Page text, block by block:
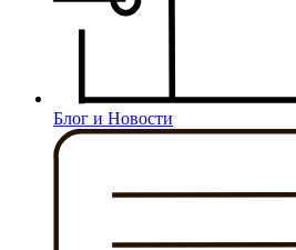
Блог и Новости